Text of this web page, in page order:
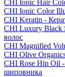
CHI Ionic Hair
CHI Ionic Color
CHI Keratin -
CHI Luxury Black
волос
CHI Magnified
CHI Olive
CHI Rose Hip Oil
шиповника